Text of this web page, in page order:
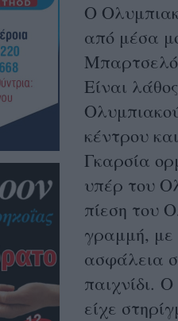
Ο
από μέσα
Είναι
κέντρου
Γκαρσία
υπέρ του
πίεση του
γραμμή,
ασφάλεια
παιχνίδι. Ο
είχε